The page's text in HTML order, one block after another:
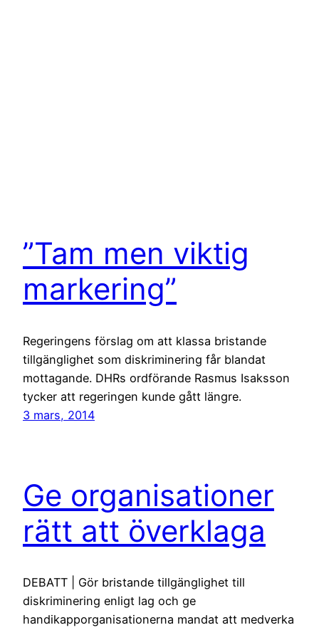
”Tam men viktig
markering”
Regeringens förslag om att klassa bristande
tillgänglighet som diskriminering får blandat
mottagande. DHRs ordförande Rasmus Isaksson
tycker att regeringen kunde gått längre.
3 mars, 2014
Ge organisationer
rätt att överklaga
DEBATT | Gör bristande tillgänglighet till
diskriminering enligt lag och ge
handikapporganisationerna mandat att medverka